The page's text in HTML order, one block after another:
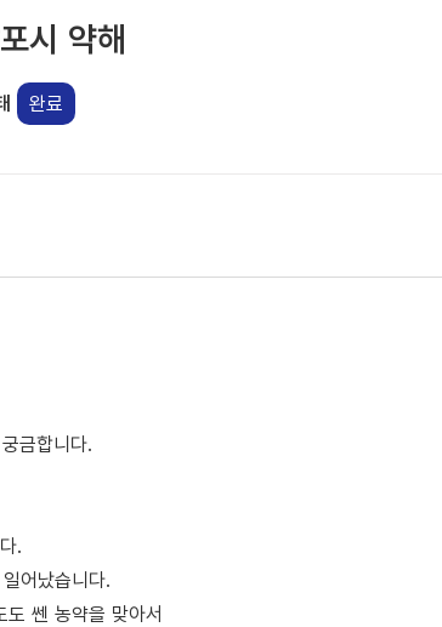
시 약해
완료
금합니다.
.
어났습니다.
쎈 농약을 맞아서